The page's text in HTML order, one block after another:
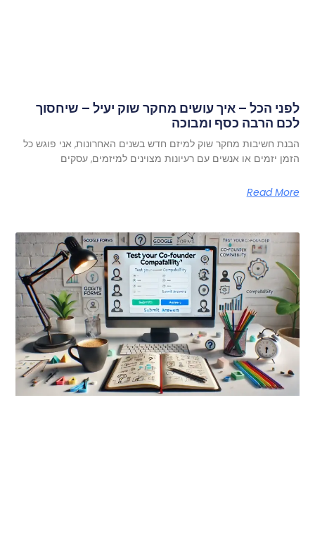
לפני הכל – איך עושים מחקר שוק יעיל – שיחסוך
לכם הרבה כסף ומבוכה
הבנת חשיבות מחקר שוק למיזם חדש בשנים האחרונות, אני פוגש כל
הזמן יזמים או אנשים עם רעיונות מצוינים למיזמים, עסקים
Read More